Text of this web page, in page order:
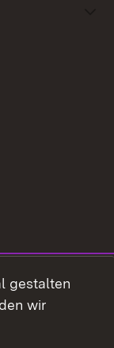
gestalten
wir